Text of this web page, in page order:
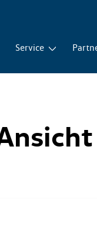
Service